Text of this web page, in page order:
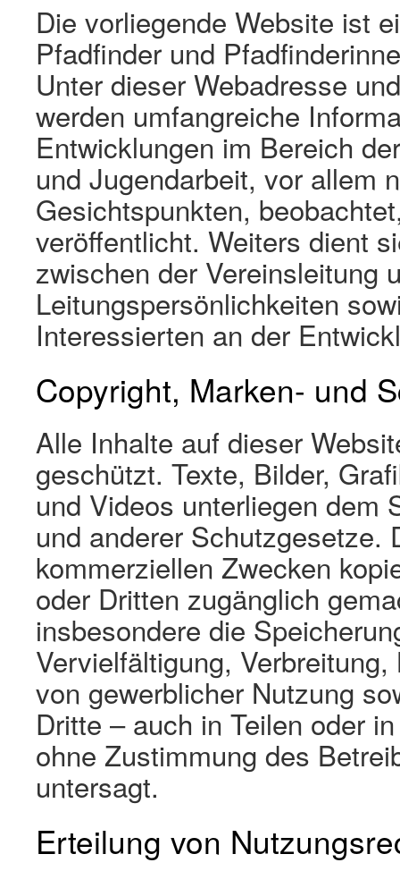
Die vorliegende Website ist
Pfadfinder und
Unter dieser Webadresse
werden umfangreiche
Entwicklungen im Bereich
und Jugendarbeit, vor allem
Gesichtspunkten,
veröffentlicht. Weiters dient
zwischen der Vereinsleitung
Leitungspersönlichkeiten
Interessierten an der
Copyright, Marken- und
Alle Inhalte auf dieser
geschützt. Texte, Bilder,
und Videos unterliegen dem
und anderer Schutzgesetze.
kommerziellen Zwecken
oder Dritten zugänglich
insbesondere die
Vervielfältigung,
von gewerblicher Nutzung
Dritte – auch in Teilen oder
ohne Zustimmung des
untersagt.
Erteilung von